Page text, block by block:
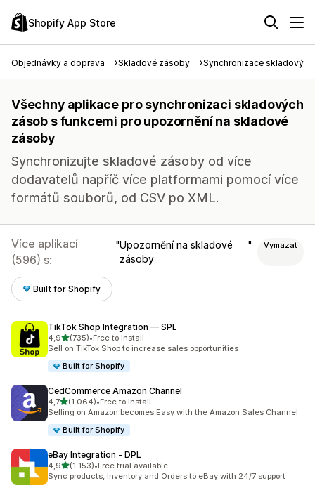
Shopify App Store
Objednávky a doprava Skladové zásoby Synchronizace
Všechny aplikace pro synchronizaci skladových
zásob s funkcemi pro upozornění na skladové
zásoby
Synchronizujte skladové zásoby od více
dodavatelů napříč více platformami pomocí více
formátů souborů, od CSV po XML.
Více aplikací
(596) s:
Upozornění na skladové
zásoby
Vymazat
Built for Shopify
TikTok Shop Integration — SPL
4,9z 5 hvězd
(735)
Celkový počet recenzí: 735
•Free to install
Sell on TikTok Shop to increase sales opportunities
Built for Shopify
CedCommerce Amazon Channel
4,7z 5 hvězd
(1 064)
Celkový počet recenzí: 1064
•Free to install
Selling on Amazon becomes Easy with the Amazon Sales Channel
Built for Shopify
eBay Integration ‑ DPL
4,9z 5 hvězd
(1 153)
Celkový počet recenzí: 1153
•Free trial available
Sync products, Inventory and Orders to eBay with 24/7 support